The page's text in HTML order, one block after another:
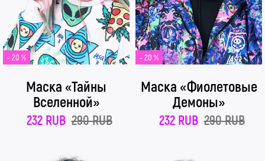
- 20 %
Маска «Тайны
Вселенной»
232 RUB 290 RUB
- 20 %
Маска «Фиолетовые
Демоны»
232 RUB 290 RUB